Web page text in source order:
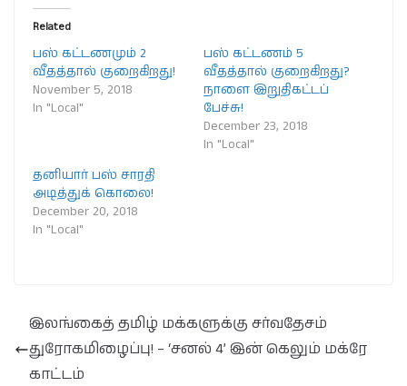
Related
பஸ் கட்டணமும் 2
வீதத்தால் குறைகிறது!
November 5, 2018
In "Local"
பஸ் கட்டணம் 5
வீதத்தால் குறைகிறது?
நாளை இறுதிகட்டப்
பேச்சு!
December 23, 2018
In "Local"
தனியார் பஸ் சாரதி
அடித்துக் கொலை!
December 20, 2018
In "Local"
இலங்கைத் தமிழ் மக்களுக்கு சர்வதேசம்
துரோகமிழைப்பு! – ‘சனல் 4’ இன் கெலும் மக்ரே
காட்டம்